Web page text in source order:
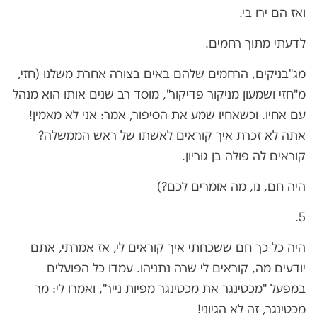
ואז הם ירו בי.
לדעתי מתוך רחמים.
מג"בניקים, הרחמים שלהם באים בצורה אחרת משלנו (חזי,
מ"חזי ושמעון מניקור פדיקור", מוסד רב שנים אותו הוא מנהל
עם אחיו. וכשאחיו שמע את הסיפור, אמר: אני לא מאמין!
אתה לא זכרת איך קוראים לאשתו של ראש הממשלה?
קוראים לה פולה בן גוריון.
היה חם, נו, מה אומרים לכם?)
5.
היה כל כך חם ששכחתי איך קוראים לי, אז אמרתי, אתם
יודעים מה, קוראים לי שרה נתניהו. עמדו כל הפועלים
במפעל "מכטינגר את מכטינגר מפיות נייר", ואמרו לי: מר
מכטינגר, זה לא הגיוני!